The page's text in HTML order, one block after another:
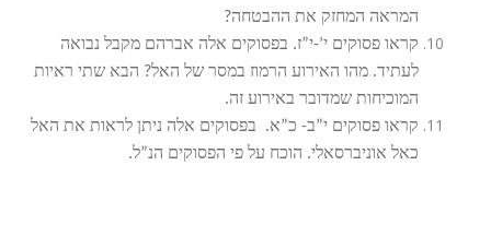
המראה המחזק את ההבטחה?
קראו פסוקים י’-י”ז. בפסוקים אלה אברהם מקבל נבואה
לעתיד. מהו האירוע הרמוז במסר של האל? הבא שתי ראיות
המוכיחות שמדובר באירוע זה.
קראו פסוקים י”ב- כ”א. בפסוקים אלה ניתן לראות את האל
כאל אוניברסאלי. הוכח על פי הפסוקים הנ”ל.